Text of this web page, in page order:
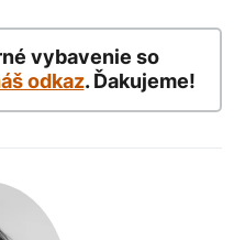
vybavenie so
odkaz. Ďakujeme!